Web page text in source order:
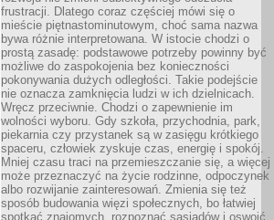
frustracji. Dlatego coraz częściej mówi się o
mieście piętnastominutowym, choć sama nazwa
bywa różnie interpretowana. W istocie chodzi o
prostą zasadę: podstawowe potrzeby powinny być
możliwe do zaspokojenia bez konieczności
pokonywania dużych odległości. Takie podejście
nie oznacza zamknięcia ludzi w ich dzielnicach.
Wręcz przeciwnie. Chodzi o zapewnienie im
wolności wyboru. Gdy szkoła, przychodnia, park,
piekarnia czy przystanek są w zasięgu krótkiego
spaceru, człowiek zyskuje czas, energię i spokój.
Mniej czasu traci na przemieszczanie się, a więcej
może przeznaczyć na życie rodzinne, odpoczynek
albo rozwijanie zainteresowań. Zmienia się też
sposób budowania więzi społecznych, bo łatwiej
spotkać znajomych, rozpoznać sąsiadów i oswoić